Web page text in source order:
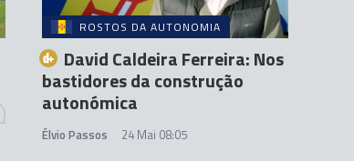
ROSTOS DA AUTONOMIA
David Caldeira Ferreira: Nos
bastidores da construção
autonómica
Élvio Passos 24 Mai 08:05